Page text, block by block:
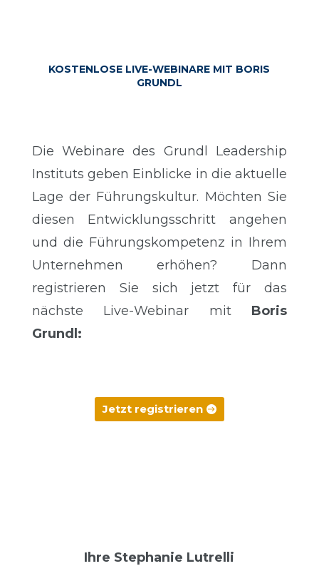
KOSTENLOSE LIVE-WEBINARE MIT BORIS
GRUNDL
Die Webinare des Grundl Leadership
Instituts geben Einblicke in die aktuelle
Lage der Führungskultur. Möchten Sie
diesen Entwicklungsschritt angehen
und die Führungskompetenz in Ihrem
Unternehmen erhöhen? Dann
registrieren Sie sich jetzt für das
nächste Live-Webinar mit Boris
Grundl:
Jetzt registrieren
Ihre Stephanie Lutrelli